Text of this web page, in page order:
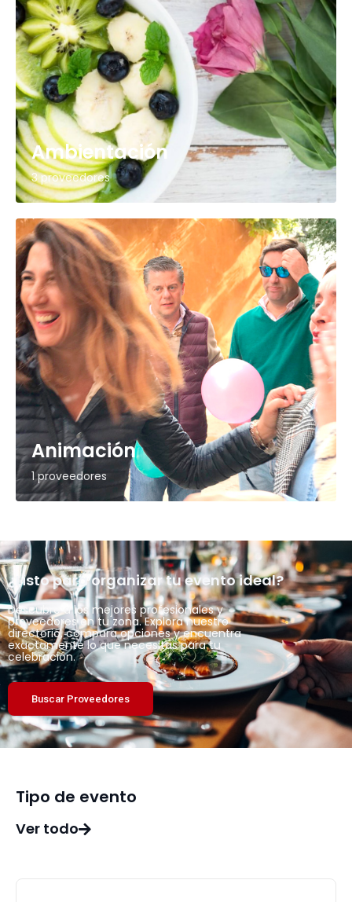
Ambientación
3 proveedores
Animación
1 proveedores
¿Listo para organizar tu evento ideal?
Descubre a los mejores profesionales y
proveedores en tu zona. Explora nuestro
directorio, compara opciones y encuentra
exactamente lo que necesitas para tu
celebración.
Buscar Proveedores
Tipo de evento
Ver todo